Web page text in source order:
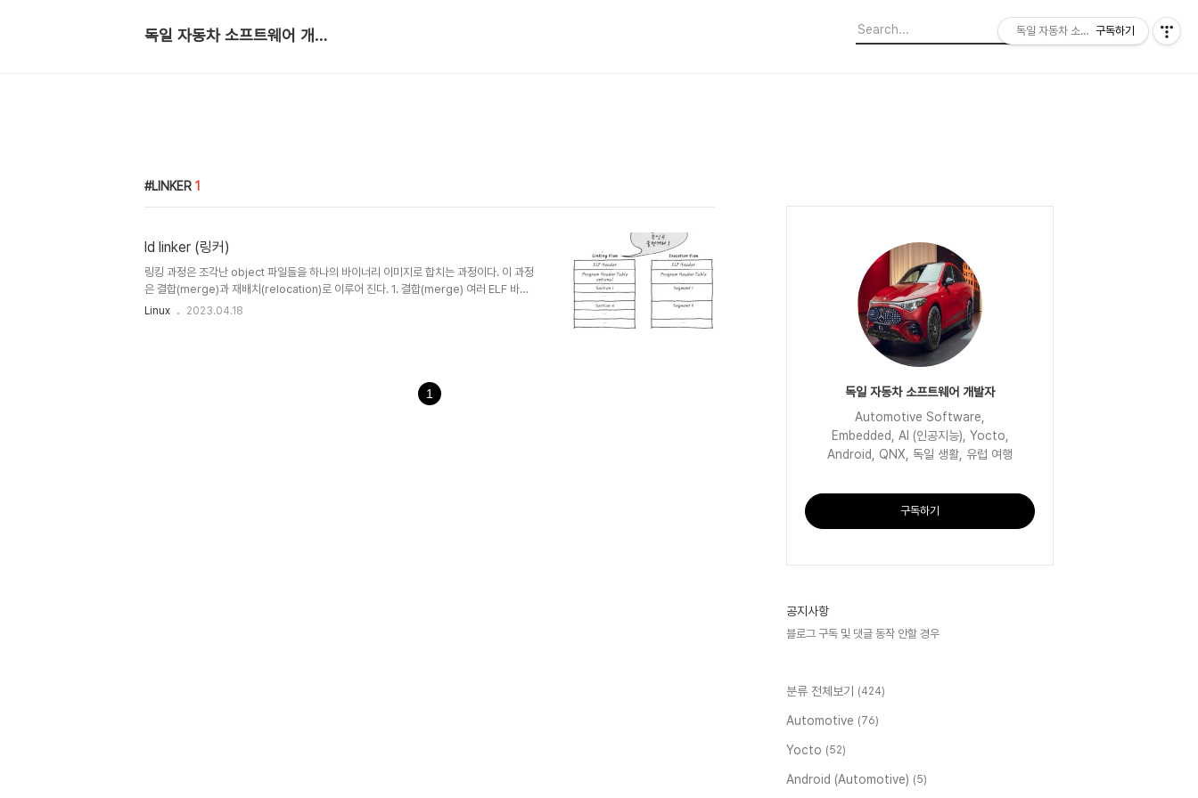
독일 자동차 소프트웨어 개발자
LINKER 1
ld linker (링커)
링킹 과정은 조각난 object 파일들을 하나의 바이너리 이미지로 합치는 과정이다. 이 과정
은 결합(merge)과 재배치(relocation)로 이루어 진다. 1. 결합(merge) 여러 ELF 바이
너리 포맷으로 구성된 조각난 object 파일들은 최종 바이너리 이미지로 합쳐져 하나의
Linux 2023.04.18
1
독일 자동차 소프트웨어 개발자
Automotive Software,
Embedded, AI (인공지능), Yocto,
Android, QNX, 독일 생활, 유럽 여행
구독하기
공지사항
블로그 구독 및 댓글 동작 안할 경우
분류 전체보기 (424)
Automotive (76)
Yocto (52)
Android (Automotive) (5)
독일 자동차 소프트웨어 개발자
구독하기